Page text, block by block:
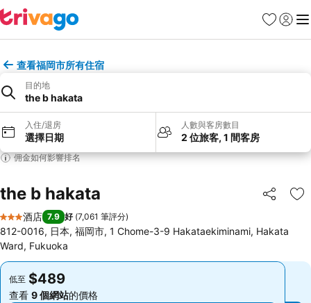
收藏夾
登入 選
查看福岡市所有住宿
目的地
the b hakata
入住/退房
選擇日期
人數與客房數目
2 位旅客, 1 間客房
佣金如何影響排名
the b hakata 分享
放
3 星級
酒店 7.9 好 (7,061 筆評分)
812-0016, 日本, 福岡市, 1 Chome-3-9 Hakataekiminami, Hakata
Ward, Fukuoka
低至 $489
查看 9 個網站的價格
低至 $489
查看 9 個網站的價格